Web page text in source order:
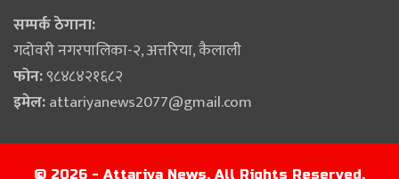
सम्पर्क ठेगाना:
गदोवरी नगरपालिका-२, अत्तरिया, कैलाली
फोन:९८४८४२१६८२
इमेल:attariyanews2077@gmail.com
© 2026 - Attariya News. All Rights Reserved.